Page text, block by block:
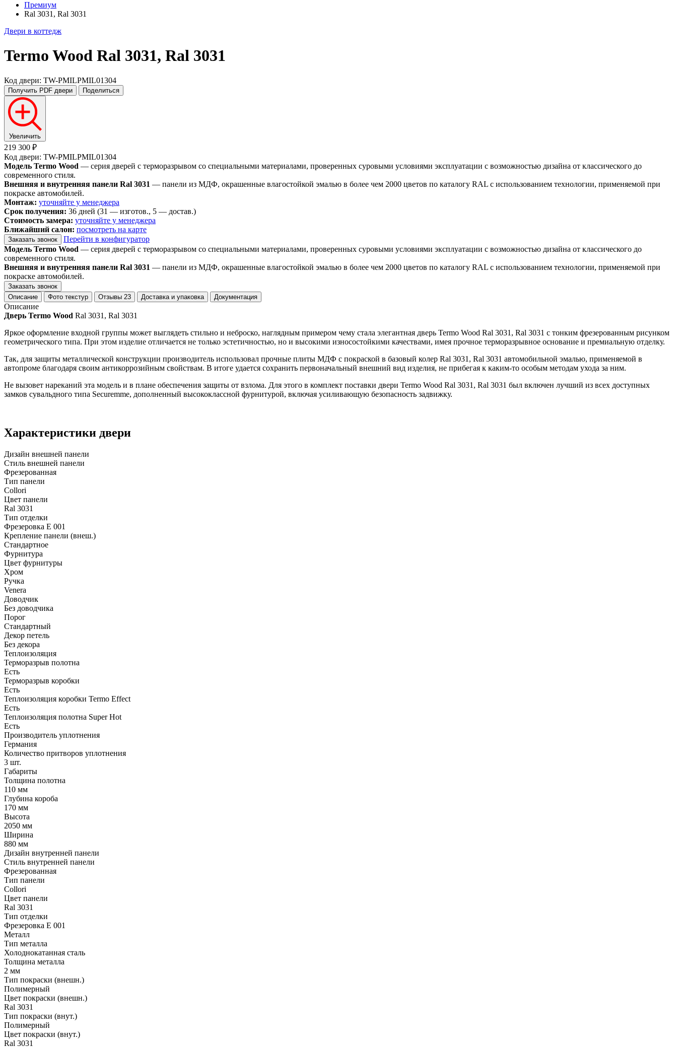
Премиум
Ral 3031, Ral 3031
Двери в коттедж
Termo Wood Ral 3031, Ral 3031
Код двери: TW-PMILPMIL01304
Получить PDF двери Поделиться
Увеличить
219 300 ₽
Код двери: TW-PMILPMIL01304
Модель Termo Wood — серия дверей с терморазрывом со специальными материалами, проверенных суровыми условиями эксплуатации с возможностью дизайна от классического до
современного стиля.
Внешняя и внутренняя панели Ral 3031 — панели из МДФ, окрашенные влагостойкой эмалью в более чем 2000 цветов по каталогу RAL с использованием технологии, применяемой при
покраске автомобилей.
Монтаж: уточняйте у менеджера
Срок получения: 36 дней (31 — изготов., 5 — достав.)
Стоимость замера: уточняйте у менеджера
Ближайший салон: посмотреть на карте
Заказать звонок
Перейти в конфигуратор
Модель Termo Wood — серия дверей с терморазрывом со специальными материалами, проверенных суровыми условиями эксплуатации с возможностью дизайна от классического до
современного стиля.
Внешняя и внутренняя панели Ral 3031 — панели из МДФ, окрашенные влагостойкой эмалью в более чем 2000 цветов по каталогу RAL с использованием технологии, применяемой при
покраске автомобилей.
Заказать звонок
Описание
Фото текстур Отзывы 23 Доставка и упаковка Документация
Описание
Дверь Termo Wood Ral 3031, Ral 3031
Яркое оформление входной группы может выглядеть стильно и неброско, наглядным примером чему стала элегантная дверь Termo Wood Ral 3031, Ral 3031 с тонким фрезерованным рисунком
геометрического типа. При этом изделие отличается не только эстетичностью, но и высокими износостойкими качествами, имея прочное терморазрывное основание и премиальную отделку.
Так, для защиты металлической конструкции производитель использовал прочные плиты МДФ с покраской в базовый колер Ral 3031, Ral 3031 автомобильной эмалью, применяемой в
автопроме благодаря своим антикоррозийным свойствам. В итоге удается сохранить первоначальный внешний вид изделия, не прибегая к каким-то особым методам ухода за ним.
Не вызовет нареканий эта модель и в плане обеспечения защиты от взлома. Для этого в комплект поставки двери Termo Wood Ral 3031, Ral 3031 был включен лучший из всех доступных
замков сувальдного типа Securemme, дополненный высококлассной фурнитурой, включая усиливающую безопасность задвижку.
Характеристики двери
Дизайн внешней панели
Стиль внешней панели
Фрезерованная
Тип панели
Collori
Цвет панели
Ral 3031
Тип отделки
Фрезеровка E 001
Крепление панели (внеш.)
Стандартное
Фурнитура
Цвет фурнитуры
Хром
Ручка
Venera
Доводчик
Без доводчика
Порог
Стандартный
Декор петель
Без декора
Теплоизоляция
Терморазрыв полотна
Есть
Терморазрыв коробки
Есть
Теплоизоляция коробки Termo Effect
Есть
Теплоизоляция полотна Super Нot
Есть
Производитель уплотнения
Германия
Количество притворов уплотнения
3 шт.
Габариты
Толщина полотна
110 мм
Глубина короба
170 мм
Высота
2050 мм
Ширина
880 мм
Дизайн внутренней панели
Стиль внутренней панели
Фрезерованная
Тип панели
Collori
Цвет панели
Ral 3031
Тип отделки
Фрезеровка E 001
Металл
Тип металла
Холоднокатанная сталь
Толщина металла
2 мм
Тип покраски (внешн.)
Полимерный
Цвет покраски (внешн.)
Ral 3031
Тип покраски (внут.)
Полимерный
Цвет покраски (внут.)
Ral 3031